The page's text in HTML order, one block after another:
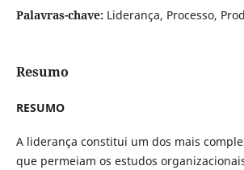
Palavras-chave: Liderança, Processo,
Resumo
RESUMO
A liderança constitui um dos mais
que permeiam os estudos